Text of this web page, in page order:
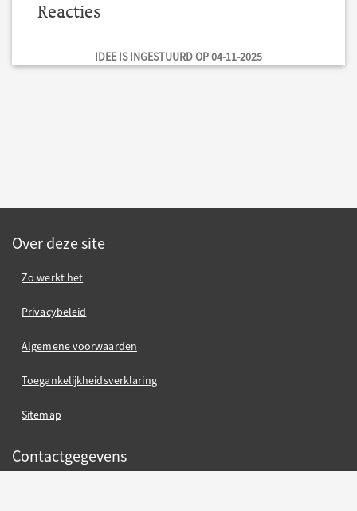
Reacties
IDEE IS INGESTUURD OP 04-11-2025
Over deze site
Zo werkt het
Privacybeleid
Algemene voorwaarden
Toegankelijkheidsverklaring
Sitemap
Contactgegevens